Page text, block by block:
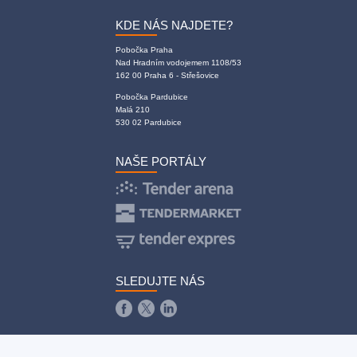
KDE NÁS NAJDETE?
Pobočka Praha
Nad Hradním vodojemem 1108/53
162 00 Praha 6 - Střešovice
Pobočka Pardubice
Malá 210
530 02 Pardubice
NAŠE PORTÁLY
SLEDUJTE NÁS